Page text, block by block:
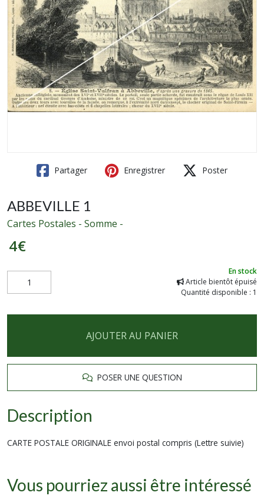
Partager Enregistrer Poster
ABBEVILLE 1
Cartes Postales - Somme -
4€
En stock
Article bientôt épuisé
Quantité disponible : 1
AJOUTER AU PANIER
POSER UNE QUESTION
Description
CARTE POSTALE ORIGINALE envoi postal compris (Lettre suivie)
Vous pourriez aussi être intéressé